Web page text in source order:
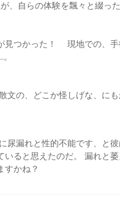
、自らの体験を飄々と綴っ
つかった！ 現地での、
の、どこか怪しげな、に
漏れと性的不能です、と
ると思えたのだ。 漏れと
すかね？